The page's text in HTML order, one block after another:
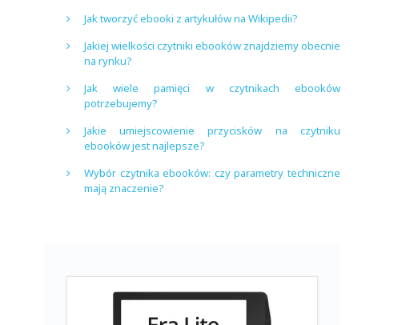
Jak tworzyć ebooki z artykułów na Wikipedii?
Jakiej wielkości czytniki ebooków znajdziemy obecnie
na rynku?
Jak wiele pamięci w czytnikach ebooków
potrzebujemy?
Jakie umiejscowienie przycisków na czytniku
ebooków jest najlepsze?
Wybór czytnika ebooków: czy parametry techniczne
mają znaczenie?